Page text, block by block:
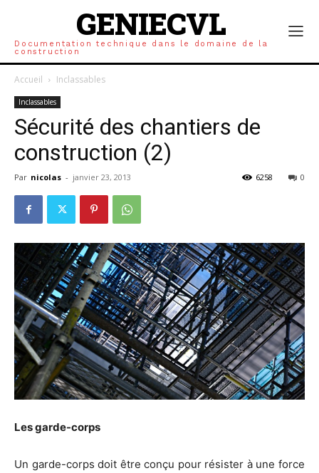
GENIECVL
Documentation technique dans le domaine de la
construction
Accueil Inclassables
Inclassables
Sécurité des chantiers de
construction (2)
Par nicolas - janvier 23, 2013 0
6258
Les garde-corps
Un garde-corps doit être conçu pour résister à une force